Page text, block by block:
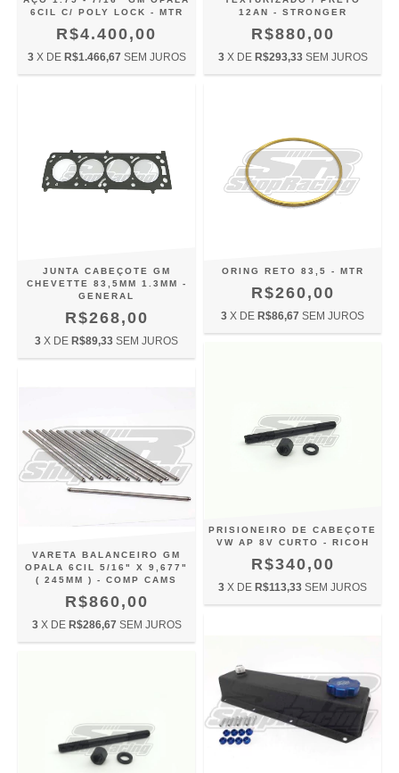
6CIL C/ POLY LOCK - MTR
R$4.400,00
3 X DE R$1.466,67 SEM JUROS
12AN - STRONGER
R$880,00
3 X DE R$293,33 SEM JUROS
JUNTA CABEÇOTE GM
CHEVETTE 83,5MM 1.3MM -
GENERAL
R$268,00
3 X DE R$89,33 SEM JUROS
ORING RETO 83,5 - MTR
R$260,00
3 X DE R$86,67 SEM JUROS
VARETA BALANCEIRO GM
OPALA 6CIL 5/16" X 9,677"
( 245MM ) - COMP CAMS
R$860,00
3 X DE R$286,67 SEM JUROS
PRISIONEIRO DE CABEÇOTE
VW AP 8V CURTO - RICOH
R$340,00
3 X DE R$113,33 SEM JUROS